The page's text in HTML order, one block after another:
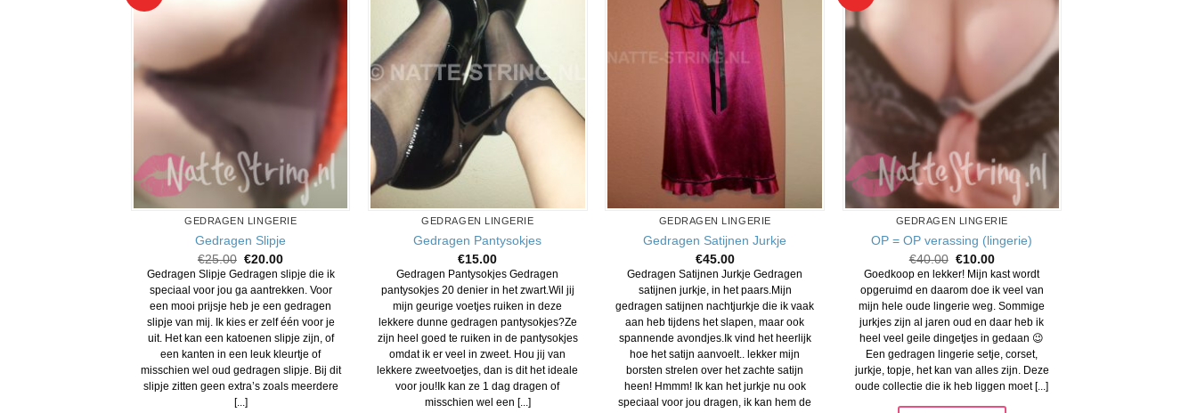
GEDRAGEN LINGERIE
Gedragen Slipje
€25.00 Oorspronkelijke
prijs
was:
€25.00.
€20.00Huidige
prijs
is:
€20.00.
Gedragen Slipje Gedragen slipje die ik
speciaal voor jou ga aantrekken. Voor
een mooi prijsje heb je een gedragen
slipje van mij. Ik kies er zelf één voor je
uit. Het kan een katoenen slipje zijn, of
een kanten in een leuk kleurtje of
misschien wel oud gedragen slipje. Bij dit
slipje zitten geen extra’s zoals meerdere
[...]
verlanglijst
GEDRAGEN LINGERIE
Gedragen Pantysokjes
€15.00
Gedragen Pantysokjes Gedragen
pantysokjes 20 denier in het zwart.Wil jij
mijn geurige voetjes ruiken in deze
lekkere dunne gedragen pantysokjes?Ze
zijn heel goed te ruiken in de pantysokjes
omdat ik er veel in zweet. Hou jij van
lekkere zweetvoetjes, dan is dit het ideale
voor jou!Ik kan ze 1 dag dragen of
misschien wel een [...]
verlanglijst
GEDRAGEN LINGERIE
Gedragen Satijnen Jurkje
€45.00
Gedragen Satijnen Jurkje Gedragen
satijnen jurkje, in het paars.Mijn
gedragen satijnen nachtjurkje die ik vaak
aan heb tijdens het slapen, maar ook
spannende avondjes.Ik vind het heerlijk
hoe het satijn aanvoelt.. lekker mijn
borsten strelen over het zachte satijn
heen! Hmmm! Ik kan het jurkje nu ook
speciaal voor jou dragen, ik kan hem de
GEDRAGEN LINGERIE
OP = OP verassing (lingerie)
€40.00 Oorspronkelijke
prijs
was:
€40.00.
€10.00Huidige
prijs
is:
€10.00.
Goedkoop en lekker! Mijn kast wordt
opgeruimd en daarom doe ik veel van
mijn hele oude lingerie weg. Sommige
jurkjes zijn al jaren oud en daar heb ik
heel veel geile dingetjes in gedaan 😉
Een gedragen lingerie setje, corset,
jurkje, topje, het kan van alles zijn. Deze
oude collectie die ik heb liggen moet [...]